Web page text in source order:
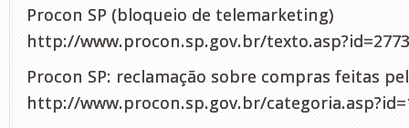
Procon SP (bloqueio de telemarketing)
http://www.procon.sp.gov.br/texto.asp?id=2773
Procon SP: reclamação sobre compras feitas
http://www.procon.sp.gov.br/